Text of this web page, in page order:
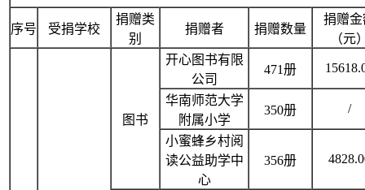
序号 受捐学校
捐赠类
别
捐赠者 捐赠数量
捐赠金
（元
图书
开心图书有限
公司
471册
华南师范大学
附属小学
350册 /
小蜜蜂乡村阅
读公益助学中
心
356册